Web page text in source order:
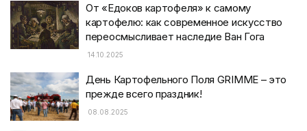
От «Едоков картофеля» к самому
картофелю: как современное искусство
переосмысливает наследие Ван Гога
14.10.2025
День Картофельного Поля GRIMME – это
прежде всего праздник!
08.08.2025